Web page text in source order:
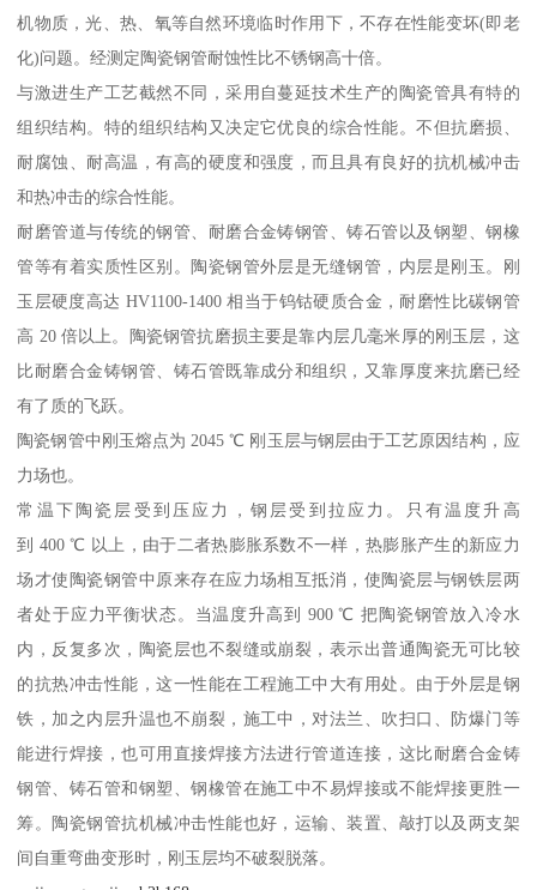
机物质，光、热、氧等自然环境临时作用下，不存在性能变坏(即老
化)问题。经测定陶瓷钢管耐蚀性比不锈钢高十倍。
与激进生产工艺截然不同，采用自蔓延技术生产的陶瓷管具有特的
组织结构。特的组织结构又决定它优良的综合性能。不但抗磨损、
耐腐蚀、耐高温，有高的硬度和强度，而且具有良好的抗机械冲击
和热冲击的综合性能。
耐磨管道与传统的钢管、耐磨合金铸钢管、铸石管以及钢塑、钢橡
管等有着实质性区别。陶瓷钢管外层是无缝钢管，内层是刚玉。刚
玉层硬度高达 HV1100-1400 相当于钨钴硬质合金，耐磨性比碳钢管
高 20 倍以上。陶瓷钢管抗磨损主要是靠内层几毫米厚的刚玉层，这
比耐磨合金铸钢管、铸石管既靠成分和组织，又靠厚度来抗磨已经
有了质的飞跃。
陶瓷钢管中刚玉熔点为 2045 ℃ 刚玉层与钢层由于工艺原因结构，应
力场也。
常温下陶瓷层受到压应力，钢层受到拉应力。只有温度升高
到 400 ℃ 以上，由于二者热膨胀系数不一样，热膨胀产生的新应力
场才使陶瓷钢管中原来存在应力场相互抵消，使陶瓷层与钢铁层两
者处于应力平衡状态。当温度升高到 900 ℃ 把陶瓷钢管放入冷水
内，反复多次，陶瓷层也不裂缝或崩裂，表示出普通陶瓷无可比较
的抗热冲击性能，这一性能在工程施工中大有用处。由于外层是钢
铁，加之内层升温也不崩裂，施工中，对法兰、吹扫口、防爆门等
能进行焊接，也可用直接焊接方法进行管道连接，这比耐磨合金铸
钢管、铸石管和钢塑、钢橡管在施工中不易焊接或不能焊接更胜一
筹。陶瓷钢管抗机械冲击性能也好，运输、装置、敲打以及两支架
间自重弯曲变形时，刚玉层均不破裂脱落。